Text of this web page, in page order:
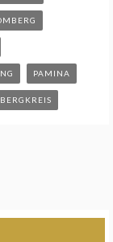
PAMINA